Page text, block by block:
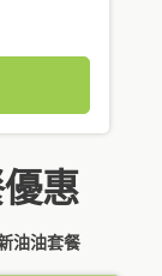
惠
油油套餐